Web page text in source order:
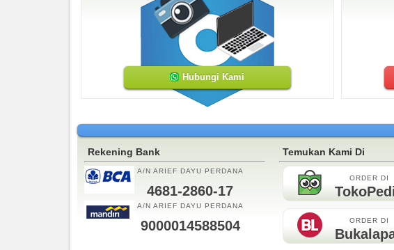
Hubungi Kami
Rekening Bank
A/N ARIEF DAYU PERDANA
4681-2860-17
A/N ARIEF DAYU PERDANA
9000014588504
Temukan Kami Di
ORDER DI
ORDER DI